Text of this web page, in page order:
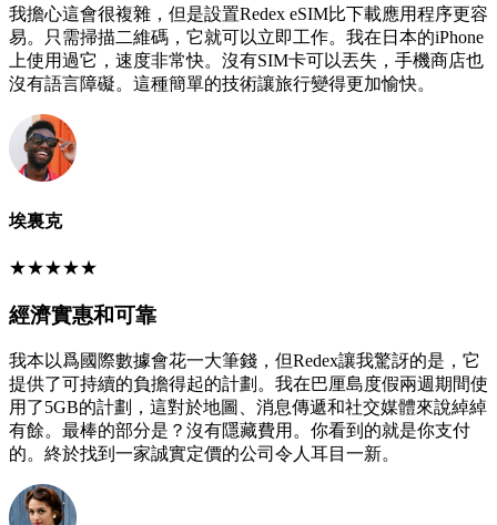
我擔心這會很複雜，但是設置Redex eSIM比下載應用程序更容
易。只需掃描二維碼，它就可以立即工作。我在日本的iPhone
上使用過它，速度非常快。沒有SIM卡可以丟失，手機商店也
沒有語言障礙。這種簡單的技術讓旅行變得更加愉快。
埃裏克
★★★★★
經濟實惠和可靠
我本以爲國際數據會花一大筆錢，但Redex讓我驚訝的是，它
提供了可持續的負擔得起的計劃。我在巴厘島度假兩週期間使
用了5GB的計劃，這對於地圖、消息傳遞和社交媒體來說綽綽
有餘。最棒的部分是？沒有隱藏費用。你看到的就是你支付
的。終於找到一家誠實定價的公司令人耳目一新。